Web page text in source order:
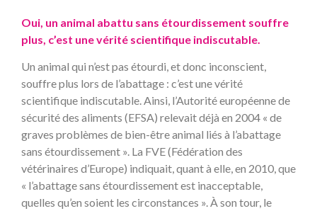
Oui, un animal abattu sans étourdissement souffre
plus, c’est une vérité scientifique indiscutable.
Un animal qui n’est pas étourdi, et donc inconscient,
souffre plus lors de l’abattage : c’est une vérité
scientifique indiscutable. Ainsi, l’Autorité européenne de
sécurité des aliments (EFSA) relevait déjà en 2004 « de
graves problèmes de bien-être animal liés à l’abattage
sans étourdissement ». La FVE (Fédération des
vétérinaires d’Europe) indiquait, quant à elle, en 2010, que
« l’abattage sans étourdissement est inacceptable,
quelles qu’en soient les circonstances ». À son tour, le